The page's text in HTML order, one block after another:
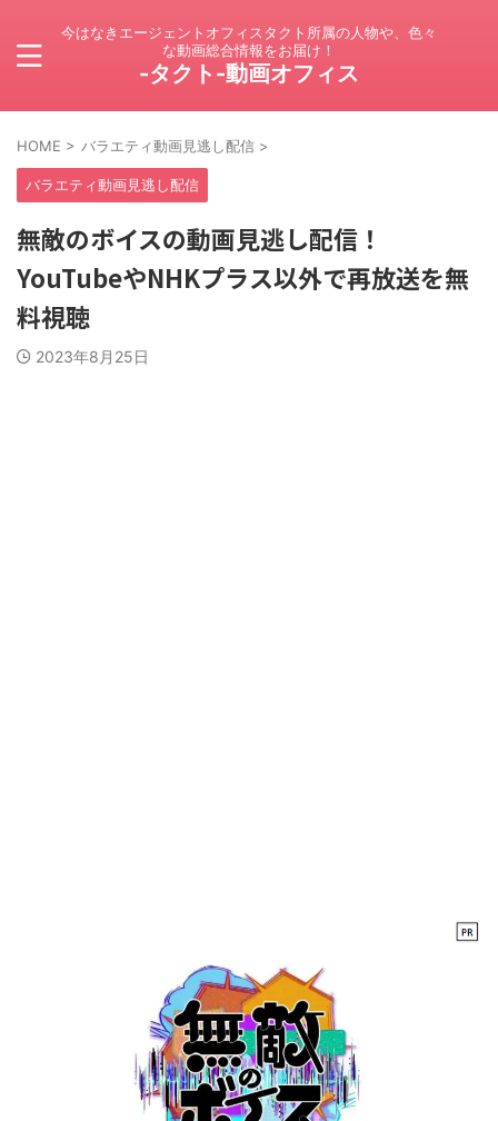
今はなきエージェントオフィスタクト所属の人物や、色々
な動画総合情報をお届け！
-タクト-動画オフィス
HOME > バラエティ動画見逃し配信 >
バラエティ動画見逃し配信
無敵のボイスの動画見逃し配信！
YouTubeやNHKプラス以外で再放送を無
料視聴
2023年8月25日